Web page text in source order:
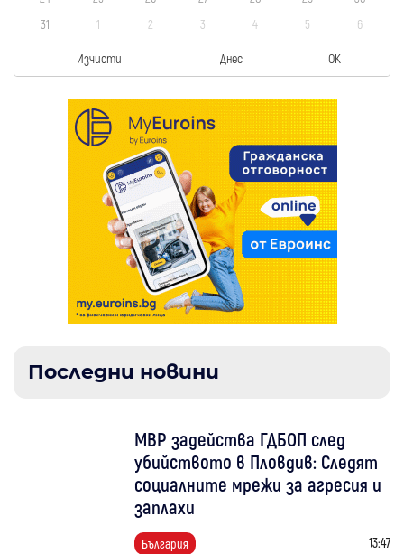
31
1 2 3 4 5 6
Изчисти Днес OK
Последни новини
МВР задейства ГДБОП след
убийството в Пловдив: Следят
социалните мрежи за агресия и
заплахи
България 13:47